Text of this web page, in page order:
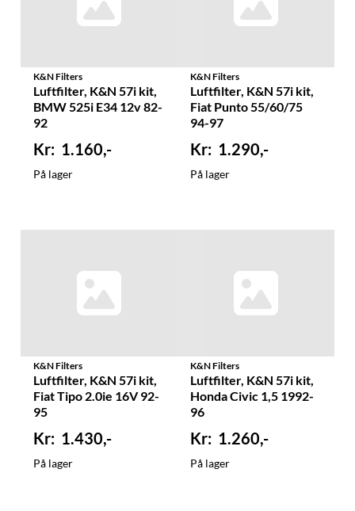
K&N Filters
Luftfilter, K&N 57i kit,
BMW 525i E34 12v 82-
92
1.160,-
På lager
K&N Filters
Luftfilter, K&N 57i kit,
Fiat Punto 55/60/75
94-97
1.290,-
På lager
K&N Filters
Luftfilter, K&N 57i kit,
Fiat Tipo 2.0ie 16V 92-
95
1.430,-
På lager
K&N Filters
Luftfilter, K&N 57i kit,
Honda Civic 1,5 1992-
96
1.260,-
På lager